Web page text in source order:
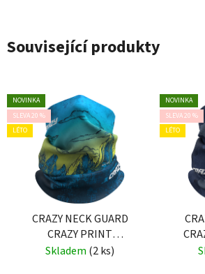
Související produkty
NOVINKA
SLEVA 20 %
LÉTO
CRAZY NECK GUARD
CRAZY PRINT
PATAGONIA
Skladem (2 ks)
NOVINKA
SLEVA 20 %
LÉTO